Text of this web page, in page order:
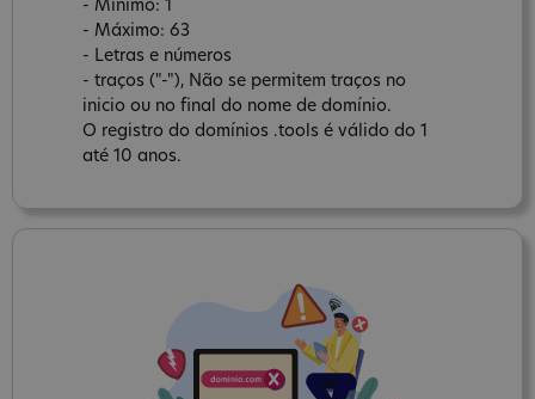
- Mínimo: 1
- Máximo: 63
- Letras e números
- traços ("-"), Não se permitem traços no
inicio ou no final do nome de domínio.
O registro do domínios .tools é válido do 1
até 10 anos.